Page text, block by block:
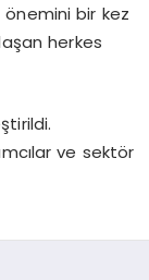
önemini bir kez
herkes
ve sektör